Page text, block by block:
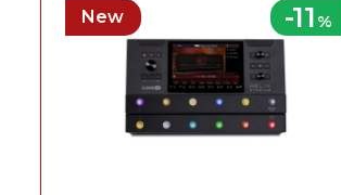
-11 %
New